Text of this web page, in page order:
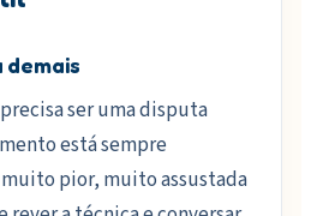
demais
ser uma disputa
está sempre
pior, muito assustada